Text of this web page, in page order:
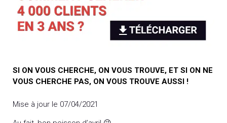
SI ON VOUS CHERCHE, ON VOUS TROUVE, ET SI ON NE
VOUS CHERCHE PAS, ON VOUS TROUVE AUSSI !
Mise à jour le 07/04/2021